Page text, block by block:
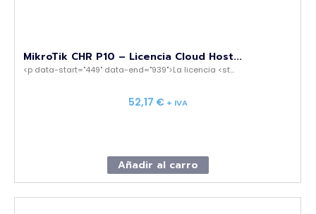
MikroTik CHR P10 – Licencia Cloud Host...
<p data-start="449" data-end="939">La licencia <st...
52,17 € + IVA
Añadir al carro